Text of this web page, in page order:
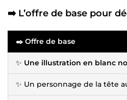
➡️ L’offre de base pour
✒️ Offre de base
✨ Une illustration en blanc
✨ Un personnage de la tête